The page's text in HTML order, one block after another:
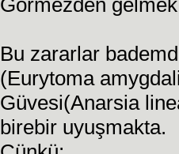
Görmezden
Bu zararlar
(Eurytoma
Güvesi(Anarsia
birebir uyuşmakta.